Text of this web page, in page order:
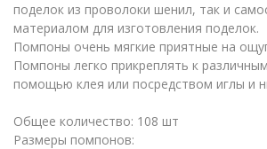
поделок из проволоки шенил, так и
материалом для изготовления поделок.
Помпоны очень мягкие приятные на
Помпоны легко прикреплять к
помощью клея или посредством иглы и
Общее количество: 108 шт
Размеры помпонов: